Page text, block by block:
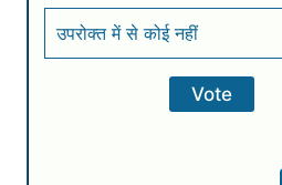
उपरोक्त में से कोई नहीं